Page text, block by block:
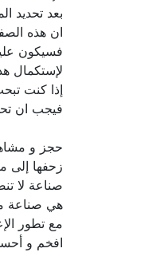
بعد تحديد
ان هذه
فسيكون
لإستكمال
إذا كنت
فيجب ان
حجز و
زحفها إلى
صناعة لا
هي صناعة
مع تطور
افخم و